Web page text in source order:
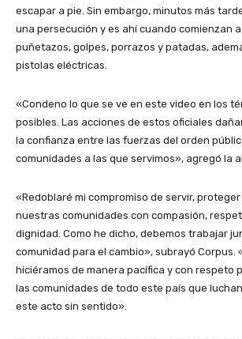
escapar a pie. Sin embargo, minutos más
una persecución y es ahí cuando comienzan
puñetazos, golpes, porrazos y patadas,
pistolas eléctricas.
«Condeno lo que se ve en este video en los
posibles. Las acciones de estos oficiales
la confianza entre las fuerzas del orden
comunidades a las que servimos», agregó la
«Redoblaré mi compromiso de servir,
nuestras comunidades con compasión,
dignidad. Como he dicho, debemos trabajar
comunidad para el cambio», subrayó Corpus.
hiciéramos de manera pacífica y con respeto
las comunidades de todo este país que
este acto sin sentido».